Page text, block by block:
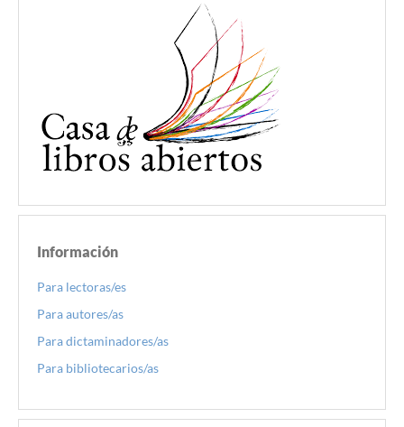
Información
Para lectoras/es
Para autores/as
Para dictaminadores/as
Para bibliotecarios/as